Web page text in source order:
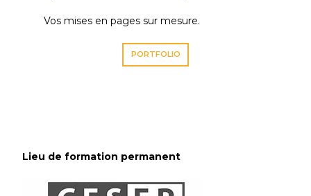
Vos mises en pages sur mesure.
PORTFOLIO
Lieu de formation permanent